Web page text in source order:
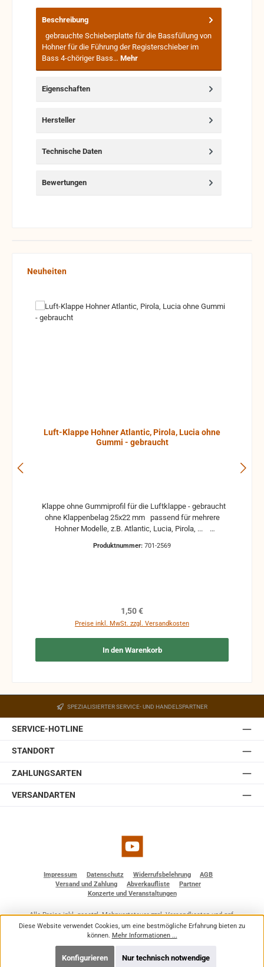
Beschreibung
gebrauchte Schieberplatte für die Bassfüllung von
Hohner für die Führung der Registerschieber im
Bass 4-chöriger Bass… Mehr
Eigenschaften
Hersteller
Technische Daten
Bewertungen
Produktgalerie überspringen
Neuheiten
Luft-Klappe Hohner Atlantic, Pirola, Lucia ohne
Gummi - gebraucht
ohne Klappenbelag 25x22 mm passend für mehrere
Hohner Modelle, z.B. Atlantic, Lucia, Pirola, ...
Funktion nicht mehr gewährleistet werden und die
Produktnummer: 701-2569
Regulärer Preis:
1,50 €
Preise inkl. MwSt. zzgl. Versandkosten
In den Warenkorb
SPEZIALISIERTER SERVICE- UND HANDELSPARTNER
SERVICE-HOTLINE
STANDORT
ZAHLUNGSARTEN
VERSANDARTEN
YouTube
Impressum Datenschutz Widerrufsbelehrung
AGB
Versand und Zahlung
Abverkaufliste
Partner
Konzerte und Veranstaltungen
Alle Preise inkl. gesetzl. Mehrwertsteuer zzgl.Versandkostenund ggf.
Nachnahmegebühren, wenn nicht anders angegeben.
© 2026 BF - Dienstleistungen - Alle Rechte vorbehalten. Theme by
Diese Website verwendet Cookies, um eine bestmögliche Erfahrung bieten zu
können. Mehr Informationen ...
Nur technisch notwendige
Konfigurieren